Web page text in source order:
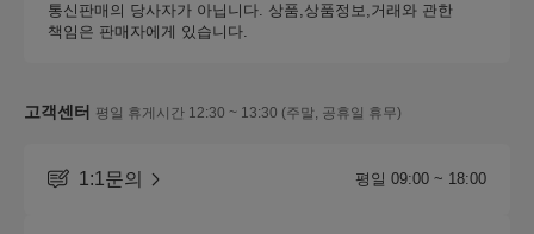
통신판매의 당사자가 아닙니다. 상품,상품정보,거래와 관한
책임은 판매자에게 있습니다.
고객센터 평일 휴게시간 12:30 ~ 13:30 (주말, 공휴일 휴무)
1:1문의 평일 09:00 ~ 18:00